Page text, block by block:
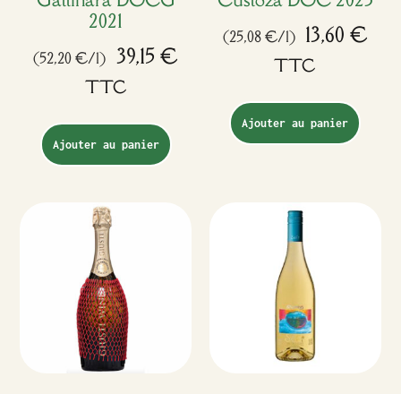
2021
(52,20 €/l) 39,15€
TTC
Ajouter au panier
(25,08 €/l) 13,60€
TTC
Ajouter au panier